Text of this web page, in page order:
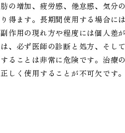
肪の増加、疲労感、倦怠感、気分
り得ます。長期間使用する場合に
副作用の現れ方や程度には個人差
は、必ず医師の診断と処方、そし
することは非常に危険です。治療
正しく使用することが不可欠です。